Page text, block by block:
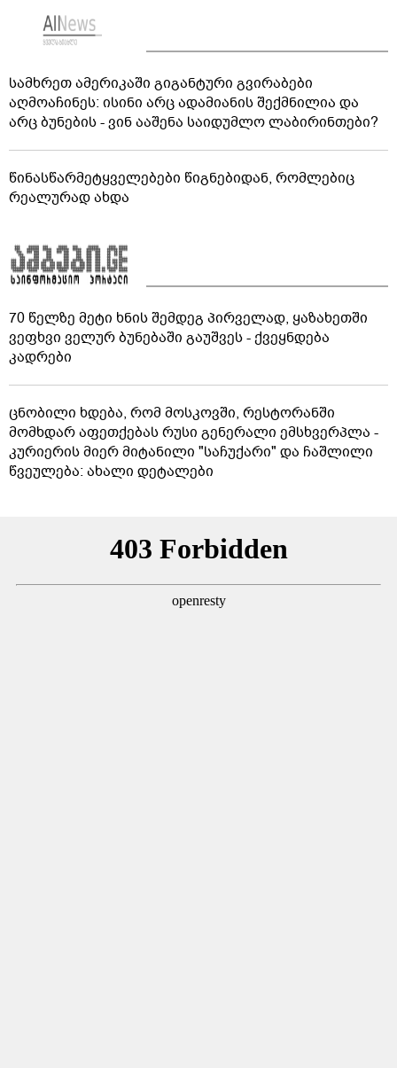
სამხრეთ ამერიკაში გიგანტური გვირაბები
აღმოაჩინეს: ისინი არც ადამიანის შექმნილია და
არც ბუნების - ვინ ააშენა საიდუმლო ლაბირინთები?
წინასწარმეტყველებები წიგნებიდან, რომლებიც
რეალურად ახდა
70 წელზე მეტი ხნის შემდეგ პირველად, ყაზახეთში
ვეფხვი ველურ ბუნებაში გაუშვეს - ქვეყნდება
კადრები
ცნობილი ხდება, რომ მოსკოვში, რესტორანში
მომხდარ აფეთქებას რუსი გენერალი ემსხვერპლა -
კურიერის მიერ მიტანილი "საჩუქარი" და ჩაშლილი
წვეულება: ახალი დეტალები